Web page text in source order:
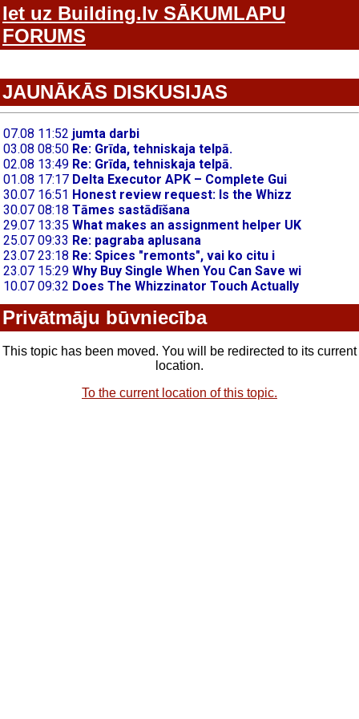
Iet uz Building.lv SĀKUMLAPU
FORUMS
JAUNĀKĀS DISKUSIJAS
Privātmāju būvniecība
This topic has been moved. You will be redirected to its current
location.
To the current location of this topic.